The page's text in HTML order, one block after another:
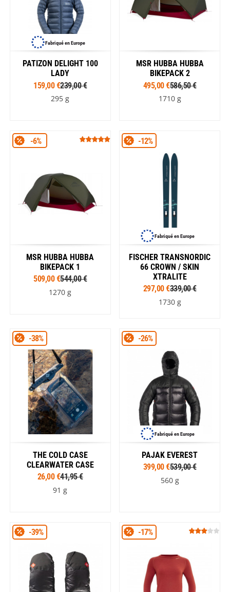
Fabriqué en Europe
PATIZON DELIGHT 100
LADY
159,00 €239,00 €
295 g
MSR HUBBA HUBBA
BIKEPACK 2
495,00 €586,50 €
1710 g
MSR HUBBA HUBBA
BIKEPACK 1
509,00 €544,00 €
-6%
1270 g
Fabriqué en Europe
FISCHER TRANSNORDIC
66 CROWN / SKIN
XTRALITE
297,00 €339,00 €
-12%
1730 g
THE COLD CASE
CLEARWATER CASE
26,00 €41,95 €
-38%
91 g
Fabriqué en Europe
PAJAK EVEREST
399,00 €539,00 €
-26%
560 g
-39% -17%